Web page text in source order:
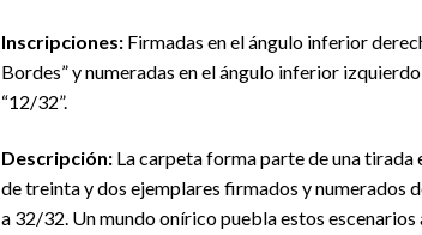
Inscripciones: Firmadas en el ángulo inferior
Bordes” y numeradas en el ángulo inferior
“12/32”.
Descripción: La carpeta forma parte de una tirada
de treinta y dos ejemplares firmados y numerados
a 32/32. Un mundo onírico puebla estos escenarios